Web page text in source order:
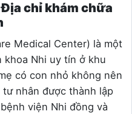
Địa chỉ khám chữa
Medical Center) là một
Nhi uy tín ở khu
có con nhỏ không nên
nhân được thành lập
viện Nhi đồng và